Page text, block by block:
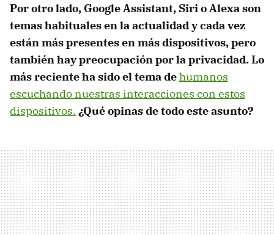
Por otro lado, Google Assistant, Siri o Alexa son
temas habituales en la actualidad y cada vez
están más presentes en más dispositivos, pero
también hay preocupación por la privacidad. Lo
más reciente ha sido el tema dehumanos
escuchando nuestras interacciones con estos
dispositivos. ¿Qué opinas de todo este asunto?